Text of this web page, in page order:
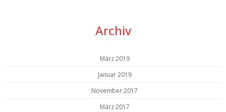
Archiv
März 2019
Januar 2019
November 2017
März 2017